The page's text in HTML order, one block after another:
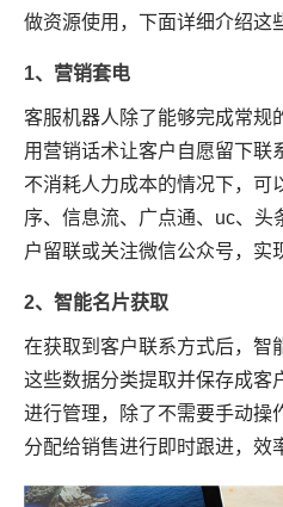
做资源使用，下面详细介绍这
1、营销套电
客服机器人除了能够完成常规
用营销话术让客户自愿留下联
不消耗人力成本的情况下，可
序、信息流、广点通、uc、头
户留联或关注微信公众号，实
2、智能名片获取
在获取到客户联系方式后，智
这些数据分类提取并保存成客
进行管理，除了不需要手动操
分配给销售进行即时跟进，效